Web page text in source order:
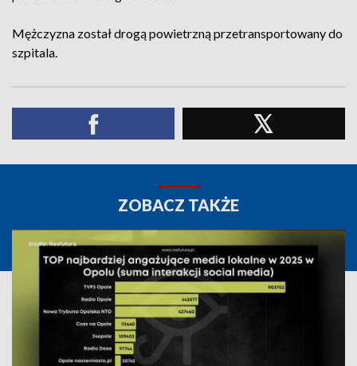
Mężczyzna został drogą powietrzną przetransportowany do
szpitala.
ZOBACZ TAKŻE